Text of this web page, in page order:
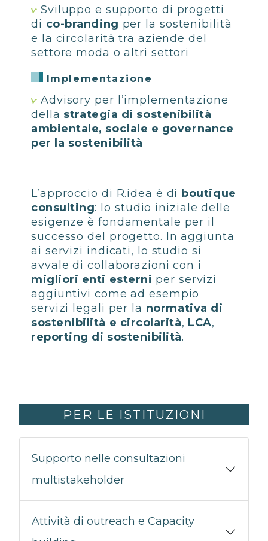
Sviluppo e supporto di progetti
di co-branding per la sostenibilità
e la circolarità tra aziende del
settore moda o altri settori
Implementazione
Advisory per l’implementazione
della strategia di sostenibilità
ambientale, sociale e governance
per la sostenibilità
L’approccio di R.idea è di boutique
consulting: lo studio iniziale delle
esigenze è fondamentale per il
successo del progetto. In aggiunta
ai servizi indicati, lo studio si
avvale di collaborazioni con i
migliori enti esterni per servizi
aggiuntivi come ad esempio
servizi legali per la normativa di
sostenibilità e circolarità, LCA,
reporting di sostenibilità.
PER LE ISTITUZIONI
Supporto nelle consultazioni
multistakeholder
Attività di outreach e Capacity